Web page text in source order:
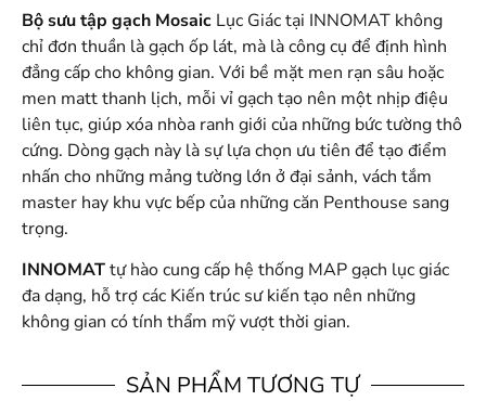
Bộ sưu tập gạch Mosaic Lục Giác tại INNOMAT không
chỉ đơn thuần là gạch ốp lát, mà là công cụ để định hình
đẳng cấp cho không gian. Với bề mặt men rạn sâu hoặc
men matt thanh lịch, mỗi vỉ gạch tạo nên một nhịp điệu
liên tục, giúp xóa nhòa ranh giới của những bức tường thô
cứng. Dòng gạch này là sự lựa chọn ưu tiên để tạo điểm
nhấn cho những mảng tường lớn ở đại sảnh, vách tắm
master hay khu vực bếp của những căn Penthouse sang
trọng.
INNOMATtự hào cung cấp hệ thống MAP gạch lục giác
đa dạng, hỗ trợ các Kiến trúc sư kiến tạo nên những
không gian có tính thẩm mỹ vượt thời gian.
SẢN PHẨM TƯƠNG TỰ